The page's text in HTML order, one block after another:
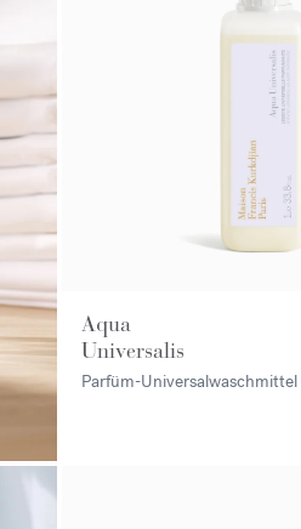
Aqua
Universalis
Parfüm-Universalwaschmittel